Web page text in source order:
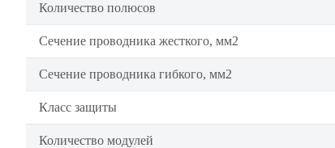
Количество полюсов
Сечение проводника жесткого, мм2
Сечение проводника гибкого, мм2
Класс защиты
Количество модулей